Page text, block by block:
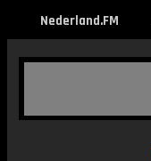
Nederland.FM